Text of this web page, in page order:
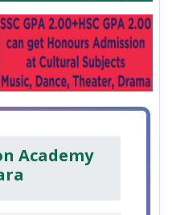
Academy